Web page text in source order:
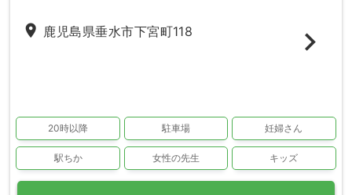
place 鹿児島県垂水市下宮町118
20時以降 駐車場 妊婦さん
駅ちか 女性の先生 キッズ